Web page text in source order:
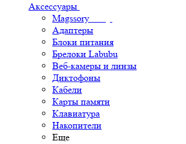
Аксессуары
Magssory
Адаптеры
Блоки питания
Брелоки Labubu
Веб-камеры и линзы
Диктофоны
Кабели
Карты памяти
Клавиатура
Накопители
Еще